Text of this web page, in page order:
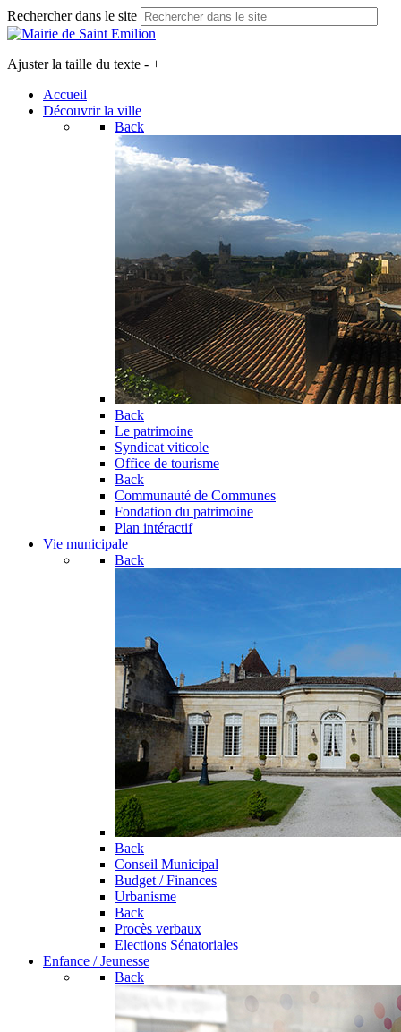
Rechercher dans le site
Ajuster la taille du texte - +
Accueil
Découvrir la ville
Back
Back
Le patrimoine
Syndicat viticole
Office de tourisme
Back
Communauté de Communes
Fondation du patrimoine
Plan intéractif
Vie municipale
Back
Back
Conseil Municipal
Budget / Finances
Urbanisme
Back
Procès verbaux
Elections Sénatoriales
Enfance / Jeunesse
Back